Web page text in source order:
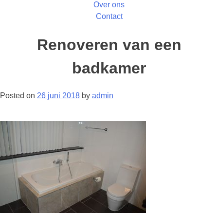
Over ons
Contact
Renoveren van een
badkamer
Posted on 26 juni 2018 by admin